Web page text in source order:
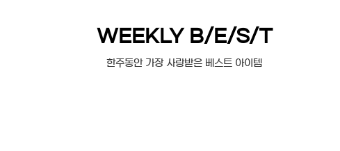
WEEKLY B/E/S/T
한주동안 가장 사랑받은 베스트 아이템